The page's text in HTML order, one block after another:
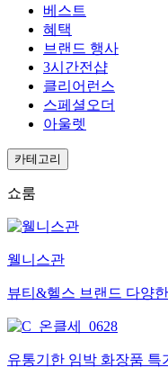
베스트
혜택
브랜드 행사
3시간전샵
클리어런스
스페셜오더
아울렛
카테고리
쇼룸
웰니스관
뷰티&헬스 브랜드 다양
유통기한 임박 화장품 특